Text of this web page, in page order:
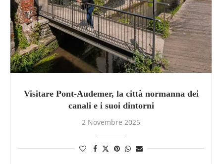
Visitare Pont-Audemer, la città normanna dei
canali e i suoi dintorni
2 Novembre 2025